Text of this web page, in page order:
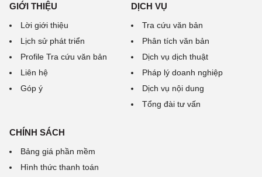
GIỚI THIỆU
Lời giới thiệu
Lịch sử phát triển
Profile Tra cứu văn bản
Liên hệ
Góp ý
DỊCH VỤ
Tra cứu văn bản
Phân tích văn bản
Dịch vụ dịch thuật
Pháp lý doanh nghiệp
Dịch vụ nội dung
Tổng đài tư vấn
CHÍNH SÁCH
Bảng giá phần mềm
Hình thức thanh toán